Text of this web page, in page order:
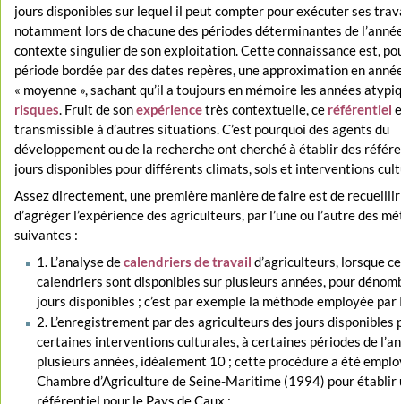
jours disponibles sur lequel il peut compter pour exécuter ses
notamment lors de chacune des périodes déterminantes de
contexte singulier de son exploitation. Cette connaissance est,
période bordée par des dates repères, une approximation en
« moyenne », sachant qu’il a toujours en mémoire les années
risques. Fruit de sonexpériencetrès contextuelle, ce référentiel
transmissible à d’autres situations. C’est pourquoi des agents du
développement ou de la recherche ont cherché à établir des
jours disponibles pour différents climats, sols et interventions
Assez directement, une première manière de faire est de
d’agréger l’expérience des agriculteurs, par l’une ou l’autre des
suivantes :
1. L’analyse decalendriers de travail d’agriculteurs, lorsque
calendriers sont disponibles sur plusieurs années, pour
jours disponibles ; c’est par exemple la méthode employée par
2. L’enregistrement par des agriculteurs des jours disponibles
certaines interventions culturales, à certaines périodes de
plusieurs années, idéalement 10 ; cette procédure a été
Chambre d’Agriculture de Seine-Maritime (1994) pour établir
référentiel pour le Pays de Caux ;